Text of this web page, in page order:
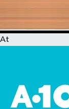
At